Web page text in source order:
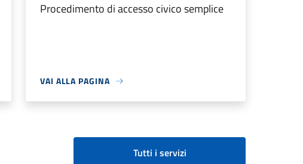
Procedimento di accesso civico semplice
VAI ALLA PAGINA
Tutti i servizi